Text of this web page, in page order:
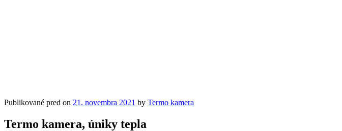
Publikované pred on 21. novembra 2021 by Termo kamera
Termo kamera, úniky tepla